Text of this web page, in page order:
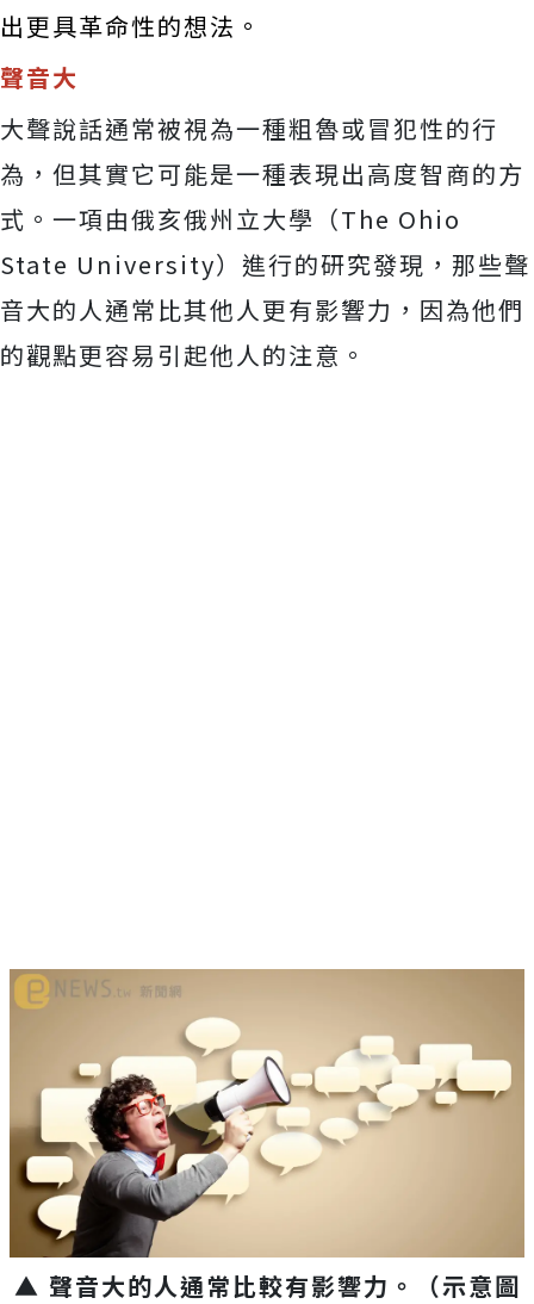
出更具革命性的想法。
聲音大
大聲說話通常被視為一種粗魯或冒犯性的行
為，但其實它可能是一種表現出高度智商的方
式。一項由俄亥俄州立大學（The Ohio
State University）進行的研究發現，那些聲
音大的人通常比其他人更有影響力，因為他們
的觀點更容易引起他人的注意。
▲ 聲音大的人通常比較有影響力。（示意圖